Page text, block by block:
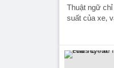
Thuật ngữ
suất của xe,